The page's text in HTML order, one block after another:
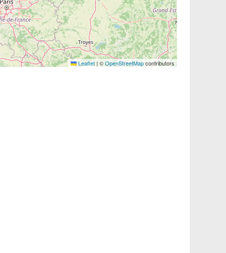
Leaflet | ©OpenStreetMapcontributors